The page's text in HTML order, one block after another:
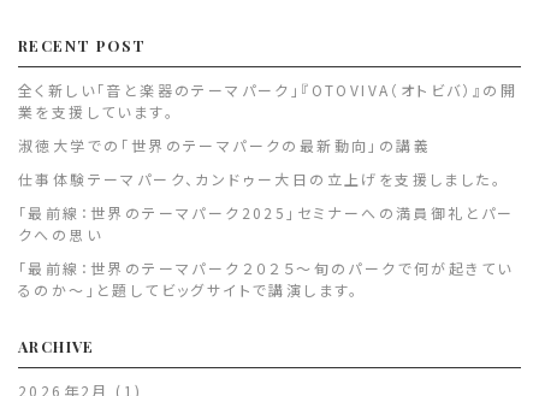
RECENT POST
全く新しい「音と楽器のテーマパーク」『OTOVIVA（オトビバ）』の開
業を支援しています。
淑徳大学での「世界のテーマパークの最新動向」の講義
仕事体験テーマパーク、カンドゥー大日の立上げを支援しました。
「最前線：世界のテーマパーク2025」セミナーへの満員御礼とパー
クへの思い
「最前線：世界のテーマパーク２０２５～旬のパークで何が起きてい
るのか～」と題してビッグサイトで講演します。
ARCHIVE
2026年2月
(1)